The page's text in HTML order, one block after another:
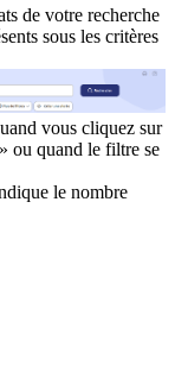
de votre recherche
sous les critères
vous cliquez sur
quand le filtre se
le nombre